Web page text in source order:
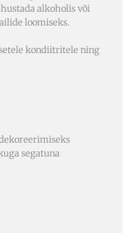
alkoholis või
loomiseks.
kondiitritele ning
segatuna